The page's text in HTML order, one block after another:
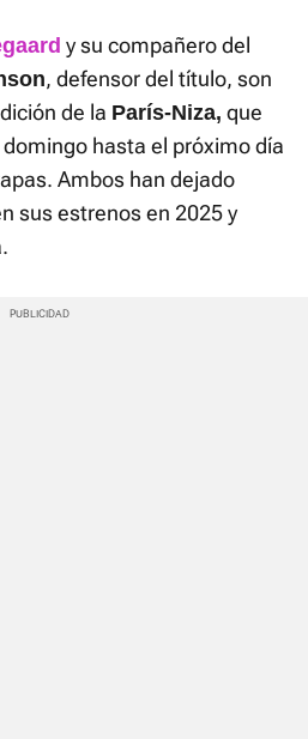
y su compañero del
, defensor del título, son
de la París-Niza, que
hasta el próximo día
Ambos han dejado
sus estrenos en 2025 y